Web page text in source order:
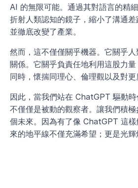
AI 的無限可能。通過其對語言的精
折射人類認知的鏡子，縮小了溝通差
並徹底改變了產業。
然而，這不僅僅關乎機器。它關乎
關係。它關乎負責任地利用這股力
同時，懷揣同理心、倫理觀以及對更
因此，當我們站在 ChatGPT 驅動
不僅僅是被動的觀察者。讓我們積
個未來。因為有了像 ChatGPT 這
來的地平線不僅充滿希望；更是光輝